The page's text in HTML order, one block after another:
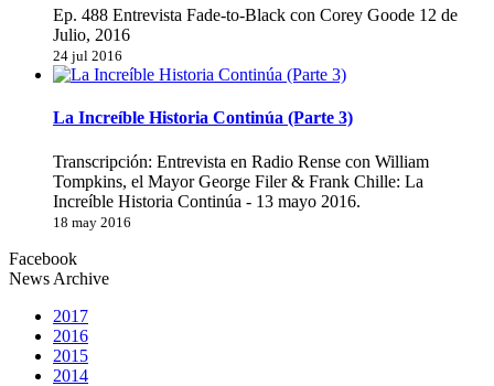
Ep. 488 Entrevista Fade-to-Black con Corey Goode 12 de
Julio, 2016
24 jul 2016
La Increíble Historia Continúa (Parte 3)
Transcripción: Entrevista en Radio Rense con William
Tompkins, el Mayor George Filer & Frank Chille: La
Increíble Historia Continúa - 13 mayo 2016.
18 may 2016
Facebook
News Archive
2017
2016
2015
2014